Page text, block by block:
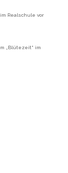
Realschule vor
„Blütezeit“ im